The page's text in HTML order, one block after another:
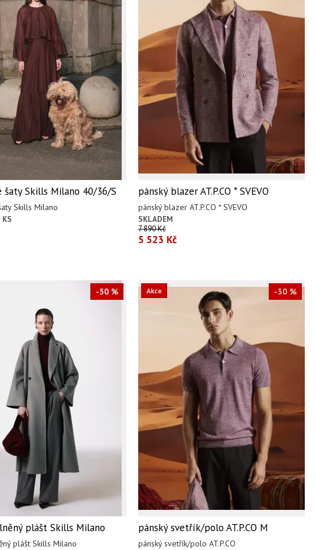
šaty Skills Milano 40/36/S
Skills Milano
KS
pánský blazer AT.P.CO * SVEVO
pánský blazer AT.P.CO * SVEVO
SKLADEM
7 890 Kč
5 523 Kč
-50 %
plášt Skills Milano
plášt Skills Milano
-30 %
Akce
pánský svetřík/polo AT.P.CO M
pánský svetřík/polo AT.P.CO